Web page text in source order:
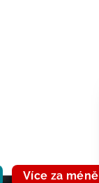
Více za méně